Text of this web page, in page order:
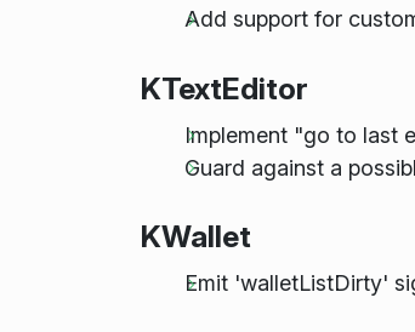
Add support for
KTextEditor
Implement "go to last
Guard against a
KWallet
Emit 'walletListDirty'